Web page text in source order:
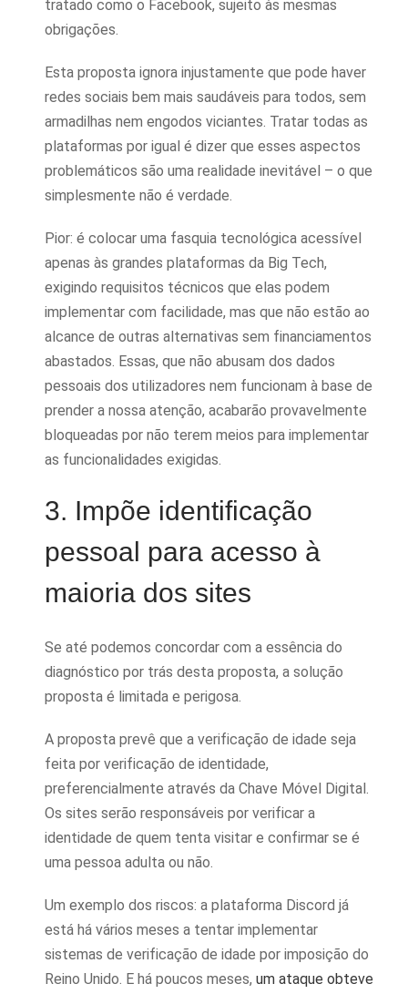
tratado como o Facebook, sujeito às mesmas
obrigações.
Esta proposta ignora injustamente que pode haver
redes sociais bem mais saudáveis para todos, sem
armadilhas nem engodos viciantes. Tratar todas as
plataformas por igual é dizer que esses aspectos
problemáticos são uma realidade inevitável – o que
simplesmente não é verdade.
Pior: é colocar uma fasquia tecnológica acessível
apenas às grandes plataformas da Big Tech,
exigindo requisitos técnicos que elas podem
implementar com facilidade, mas que não estão ao
alcance de outras alternativas sem financiamentos
abastados. Essas, que não abusam dos dados
pessoais dos utilizadores nem funcionam à base de
prender a nossa atenção, acabarão provavelmente
bloqueadas por não terem meios para implementar
as funcionalidades exigidas.
3. Impõe identificação
pessoal para acesso à
maioria dos sites
Se até podemos concordar com a essência do
diagnóstico por trás desta proposta, a solução
proposta é limitada e perigosa.
A proposta prevê que a verificação de idade seja
feita por verificação de identidade,
preferencialmente através da Chave Móvel Digital.
Os sites serão responsáveis por verificar a
identidade de quem tenta visitar e confirmar se é
uma pessoa adulta ou não.
Um exemplo dos riscos: a plataforma Discord já
está há vários meses a tentar implementar
sistemas de verificação de idade por imposição do
Reino Unido. E há poucos meses, um ataque obteve